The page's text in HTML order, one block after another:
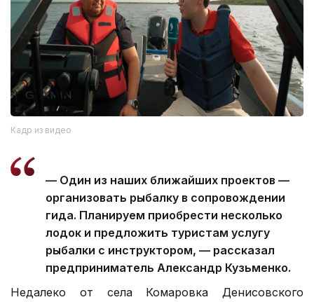
Кадр из видео
— Один из наших ближайших проектов —
организовать рыбалку в сопровождении
гида. Планируем приобрести несколько
лодок и предложить туристам услугу
рыбалки с инструктором, — рассказал
предприниматель Александр Кузьменко.
Недалеко от села Комаровка Денисовского